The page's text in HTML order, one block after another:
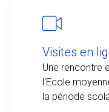
Visites en
Une rencontre
l'Ecole
la période